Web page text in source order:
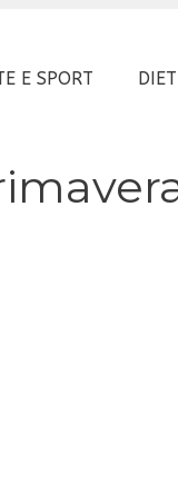
E SPORT